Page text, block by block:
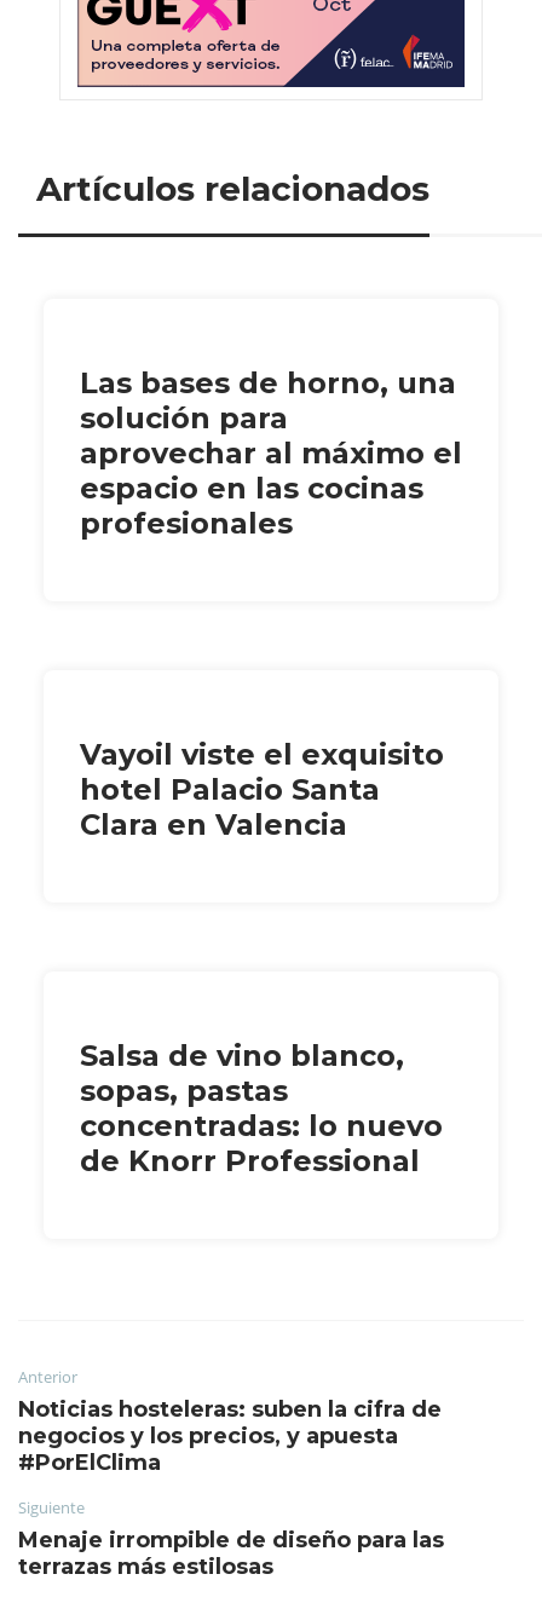
Artículos relacionados
Las bases de horno, una
solución para
aprovechar al máximo el
espacio en las cocinas
profesionales
Vayoil viste el exquisito
hotel Palacio Santa
Clara en Valencia
Salsa de vino blanco,
sopas, pastas
concentradas: lo nuevo
de Knorr Professional
Anterior
Noticias hosteleras: suben la cifra de
negocios y los precios, y apuesta
#PorElClima
Siguiente
Menaje irrompible de diseño para las
terrazas más estilosas